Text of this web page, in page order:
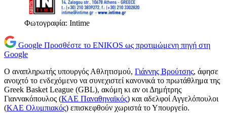
Φωτογραφία: Intime
Google Προσθέστε το ENIKOS ως προτιμώμενη πηγή στη
Google
Ο αναπληρωτής υπουργός Αθλητισμού, Γιάννης Βρούτσης, άφησε
ανοιχτό το ενδεχόμενο να συνεχιστεί κανονικά το πρωτάθλημα της
Greek Basket League (GBL), ακόμη κι αν οι Δημήτρης
Γιαννακόπουλος (KAE Παναθηναϊκός) και αδελφοί Αγγελόπουλοι
(ΚΑΕ Ολυμπιακός) επισκεφθούν χωριστά το Υπουργείο.